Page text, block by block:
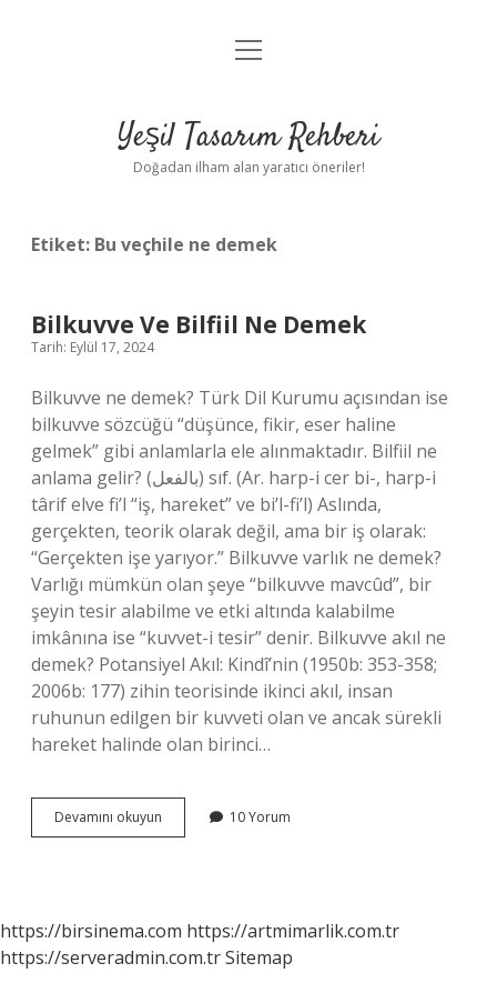
Anasayfa
Yasal Uyarı
menüyü
Yeşil Tasarım Rehberi
Doğadan ilham alan yaratıcı öneriler!
Etiket: Bu veçhile ne demek
Bilkuvve Ve Bilfiil Ne Demek
Tarih: Eylül 17, 2024
Bilkuvve ne demek? Türk Dil Kurumu açısından ise
bilkuvve sözcüğü “düşünce, fikir, eser haline
gelmek” gibi anlamlarla ele alınmaktadır. Bilfiil ne
anlama gelir? (ﺑﺎﻟﻔﻌﻞ) sıf. (Ar. harp-i cer bi-, harp-i
târif elve fi’l “iş, hareket” ve bi’l-fi’l) Aslında,
gerçekten, teorik olarak değil, ama bir iş olarak:
“Gerçekten işe yarıyor.” Bilkuvve varlık ne demek?
Varlığı mümkün olan şeye “bilkuvve mavcûd”, bir
şeyin tesir alabilme ve etki altında kalabilme
imkânına ise “kuvvet-i tesir” denir. Bilkuvve akıl ne
demek? Potansiyel Akıl: Kindî’nin (1950b: 353-358;
2006b: 177) zihin teorisinde ikinci akıl, insan
ruhunun edilgen bir kuvveti olan ve ancak sürekli
hareket halinde olan birinci…
Devamını okuyun Bilkuvve
Ve
10 Yorum
https://birsinema.com https://artmimarlik.com.tr
https://serveradmin.com.trSitemap